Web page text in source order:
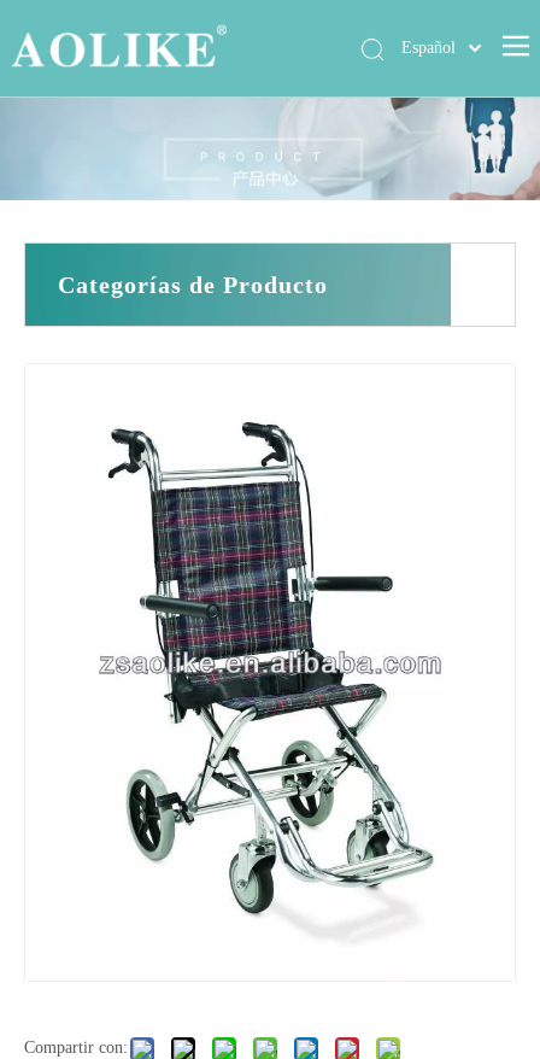
Exposición
Preguntas más frecuentes
Español
简体中文
English
Categorías de Producto
Compartir con: